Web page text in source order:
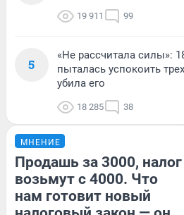
19 911 99
5
«Не рассчитала силы»:
пыталась успокоить
убила его
18 285 38
МНЕНИЕ
Продашь за 3000, налог
возьмут с 4000. Что
нам готовит новый